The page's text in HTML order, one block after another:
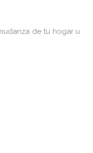
de tu hogar u